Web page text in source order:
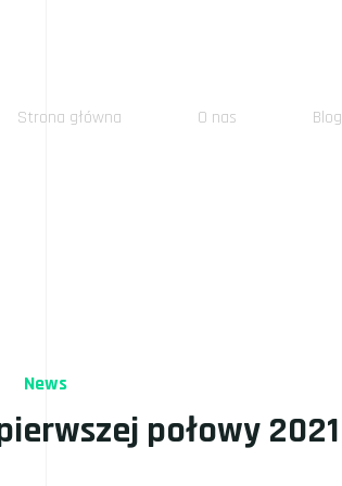
Strona główna O nas Blog
News
połowy 2021